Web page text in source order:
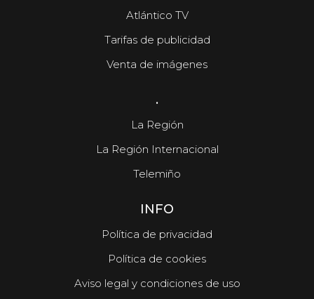
Atlántico TV
Tarifas de publicidad
Venta de imágenes
.
La Región
La Región Internacional
Telemiño
INFO
Política de privacidad
Política de cookies
Aviso legal y condiciones de uso